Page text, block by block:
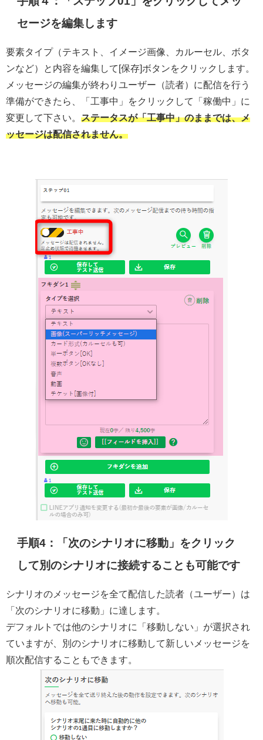
セージを編集します
要素タイプ（テキスト、イメージ画像、カルーセル、ボタ
ンなど）と内容を編集して[保存]ボタンをクリックします。
メッセージの編集が終わりユーザー（読者）に配信を行う
準備ができたら、「工事中」をクリックして「稼働中」に
変更して下さい。 ステータスが「工事中」のままでは、メ
ッセージは配信されません。
手順4：「次のシナリオに移動」をクリック
して別のシナリオに接続することも可能です
シナリオのメッセージを全て配信した読者（ユーザー）は
「次のシナリオに移動」に達します。
デフォルトでは他のシナリオに「移動しない」が選択され
ていますが、別のシナリオに移動して新しいメッセージを
順次配信することもできます。